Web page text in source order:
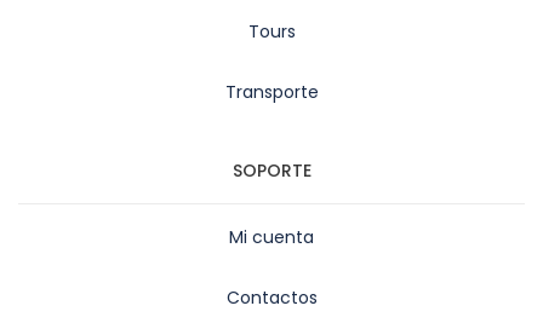
Tours
Transporte
SOPORTE
Mi cuenta
Contactos